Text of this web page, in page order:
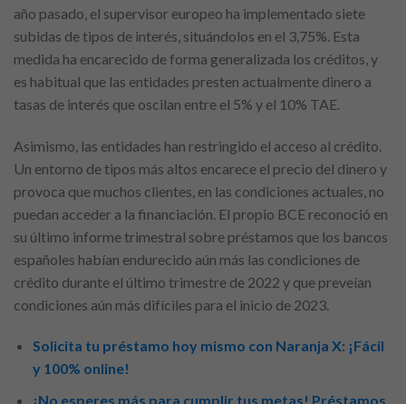
año pasado, el supervisor europeo ha implementado siete
subidas de tipos de interés, situándolos en el 3,75%. Esta
medida ha encarecido de forma generalizada los créditos, y
es habitual que las entidades presten actualmente dinero a
tasas de interés que oscilan entre el 5% y el 10% TAE.
Asimismo, las entidades han restringido el acceso al crédito.
Un entorno de tipos más altos encarece el precio del dinero y
provoca que muchos clientes, en las condiciones actuales, no
puedan acceder a la financiación. El propio BCE reconoció en
su último informe trimestral sobre préstamos que los bancos
españoles habían endurecido aún más las condiciones de
crédito durante el último trimestre de 2022 y que preveían
condiciones aún más difíciles para el inicio de 2023.
Solicita tu préstamo hoy mismo con Naranja X: ¡Fácil
y 100% online!
¡No esperes más para cumplir tus metas! Préstamos